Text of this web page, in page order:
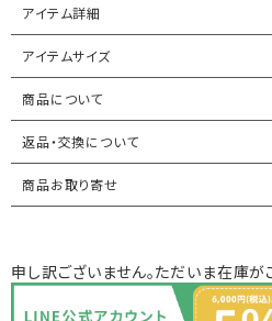
アイテム詳細
アイテムサイズ
商品について
返品・交換について
商品お取り寄せ
申し訳ございません。ただいま在庫が